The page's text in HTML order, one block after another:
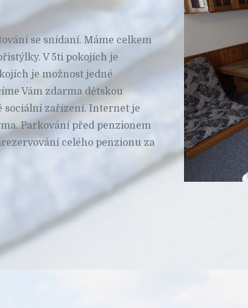
se snídaní. Máme celkem
V 5ti pokojích je
je možnost jedné
Vám zdarma dětskou
sociální zařízení. Internet je
Parkování před penzionem
celého penzionu za